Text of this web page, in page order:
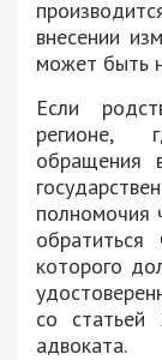
внесении
может быть
Если
регионе,
обращения
полномочия
обратиться
которого
со статьей
адвоката.